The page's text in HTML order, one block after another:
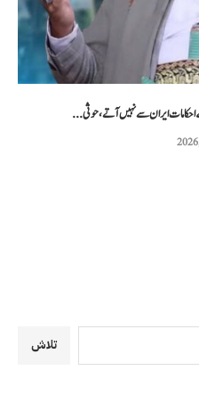
ایران سے نہیں آتے، حوثی...
تلاش